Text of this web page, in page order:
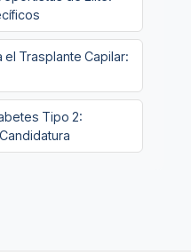
Trasplante Capilar:
Tipo 2: